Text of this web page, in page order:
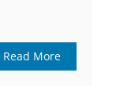
Read More